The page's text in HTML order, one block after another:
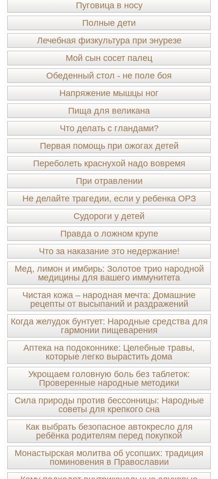
Пуговица в носу
Полные дети
Лечебная физкультура при энурезе
Мой сын сосет палец
Обеденный стол - не поле боя
Напряжение мышцы ног
Пища для великана
Что делать с гландами?
Первая помощь при ожогах детей
Переболеть краснухой надо вовремя
При отравлении
Не делайте трагедии, если у ребенка ОРЗ
Судороги у детей
Правда о ложном крупе
Что за наказание это недержание!
Мед, лимон и имбирь: Золотое трио народной
медицины для вашего иммунитета
Чистая кожа – народная мечта: Домашние
рецепты от высыпаний и раздражений
Когда желудок бунтует: Народные средства для
гармонии пищеварения
Аптека на подоконнике: Целебные травы,
которые легко вырастить дома
Укрощаем головную боль без таблеток:
Проверенные народные методики
Сила природы против бессонницы: Народные
советы для крепкого сна
Как выбрать безопасное автокресло для
ребёнка родителям перед покупкой
Монастырская молитва об усопших: традиция
поминовения в Православии